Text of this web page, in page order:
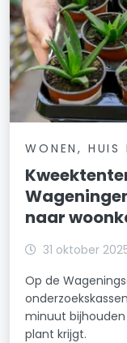
WONEN, HUIS
naar
31 oktober
Op de
minuut
plant krijgt.